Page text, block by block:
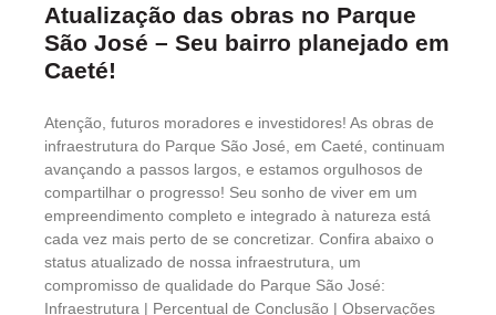
Atualização das obras no Parque
São José – Seu bairro planejado em
Caeté!
Atenção, futuros moradores e investidores! As obras de
infraestrutura do Parque São José, em Caeté, continuam
avançando a passos largos, e estamos orgulhosos de
compartilhar o progresso! Seu sonho de viver em um
empreendimento completo e integrado à natureza está
cada vez mais perto de se concretizar. Confira abaixo o
status atualizado de nossa infraestrutura, um
compromisso de qualidade do Parque São José:
Infraestrutura | Percentual de Conclusão | Observações